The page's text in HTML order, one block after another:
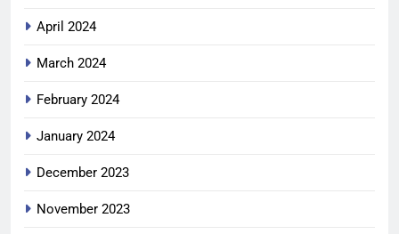
April 2024
March 2024
February 2024
January 2024
December 2023
November 2023